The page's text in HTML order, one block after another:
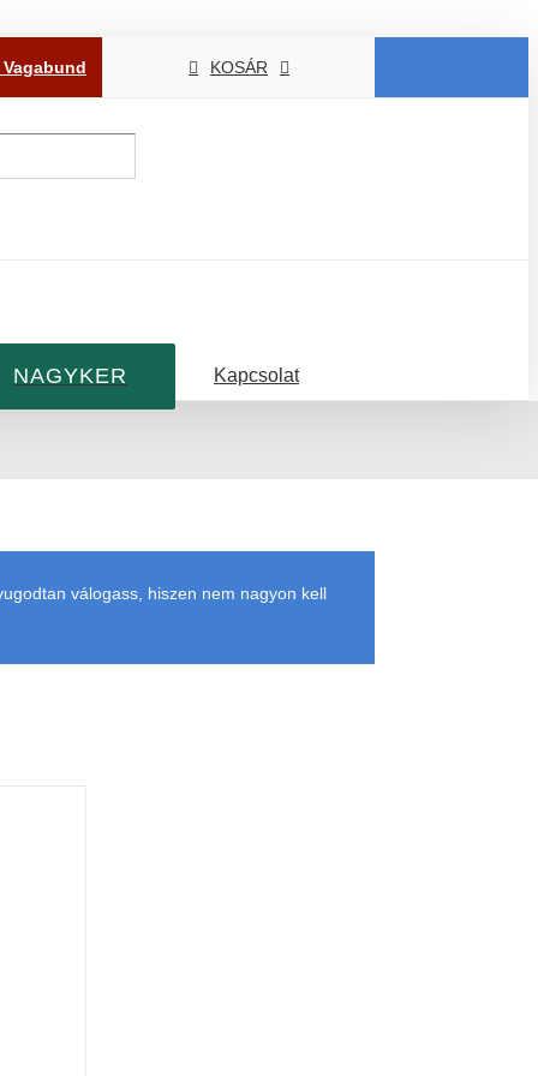
Vagabund KOSÁR
NAGYKER Kapcsolat
válogass, hiszen nem nagyon kell